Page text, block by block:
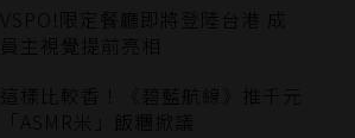
VSPO!限定餐廳即將登陸台港 成
員主視覺提前亮相
這樣比較香！《碧藍航線》推千元
「ASMR米」飯糰掀議